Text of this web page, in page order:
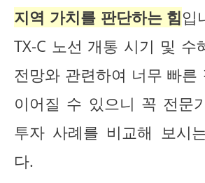
지역 가치를 판단하는 힘입
TX-C 노선 개통 시기 및 수
전망와 관련하여 너무 빠른
이어질 수 있으니 꼭 전문
투자 사례를 비교해 보시
다.